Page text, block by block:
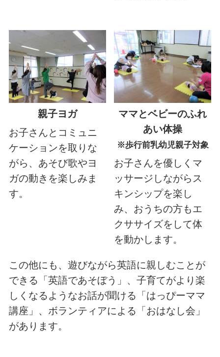
親子ヨガ
お子さんとコミュニ
ケーションを取りな
がら、あそび歌やヨ
ガの動きを楽しみま
す。
ママとベビーのふれ
あい体操
※歩行前乳幼児親子対象
お子さんを優しくマ
ッサージしながらス
キンシップを楽し
み、おうちの方もエ
クササイズをして体
を動かします。
この他にも、遊びながら英語に親しむことが
できる「英語であそぼう」、子育てがより楽
しくなるようなお話が聞ける「はっぴーママ
講座」、ボランティアによる「おはなし会」
があります。